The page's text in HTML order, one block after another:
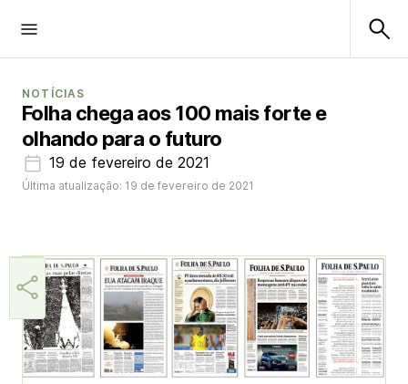
NOTÍCIAS
Folha chega aos 100 mais forte e
olhando para o futuro
19 de fevereiro de 2021
Última atualização: 19 de fevereiro de 2021
Aner